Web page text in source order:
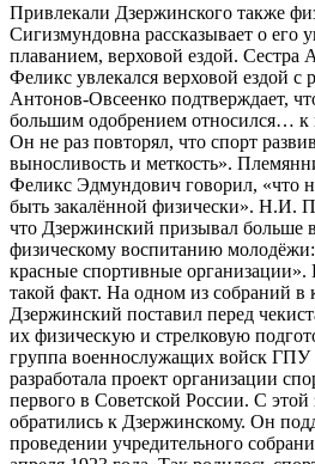
Привлекали Дзержинского также
Сигизмундовна рассказывает о его
плаванием, верховой ездой. Сестра
Феликс увлекался верховой ездой с
Антонов-Овсеенко подтверждает,
большим одобрением относился… к
Он не раз повторял, что спорт
выносливость и меткость».
Феликс Эдмундович говорил, «что
быть закалённой физически». Н.И.
что Дзержинский призывал больше
физическому воспитанию
красные спортивные организации».
такой факт. На одном из собраний в
Дзержинский поставил перед
их физическую и стрелковую
группа военнослужащих войск ГПУ
разработала проект организации
первого в Советской России. С
обратились к Дзержинскому. Он
проведении учредительного